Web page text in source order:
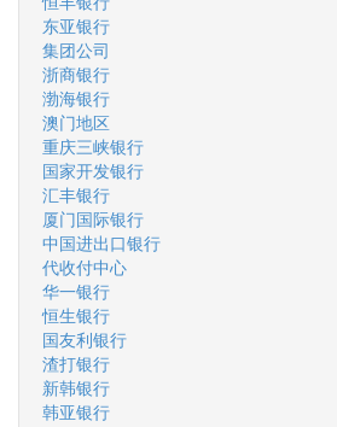
东亚银行
集团公司
浙商银行
渤海银行
澳门地区
重庆三峡银行
国家开发银行
汇丰银行
厦门国际银行
中国进出口银行
代收付中心
华一银行
恒生银行
国友利银行
渣打银行
新韩银行
韩亚银行